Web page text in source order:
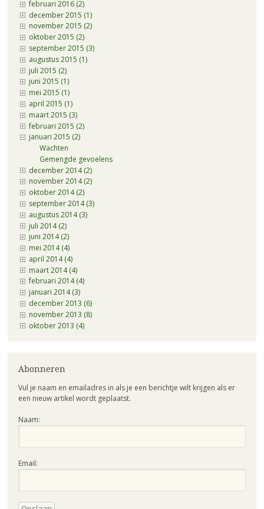
februari 2016 (2)
december 2015 (1)
november 2015 (2)
oktober 2015 (2)
september 2015 (3)
augustus 2015 (1)
juli 2015 (2)
juni 2015 (1)
mei 2015 (1)
april 2015 (1)
maart 2015 (3)
februari 2015 (2)
januari 2015 (2)
Wachten
Gemengde gevoelens
december 2014 (2)
november 2014 (2)
oktober 2014 (2)
september 2014 (3)
augustus 2014 (3)
juli 2014 (2)
juni 2014 (2)
mei 2014 (4)
april 2014 (4)
maart 2014 (4)
februari 2014 (4)
januari 2014 (3)
december 2013 (6)
november 2013 (8)
oktober 2013 (4)
Abonneren
Vul je naam en emailadres in als je een berichtje wilt krijgen als er
een nieuw artikel wordt geplaatst.
Naam:
Email: